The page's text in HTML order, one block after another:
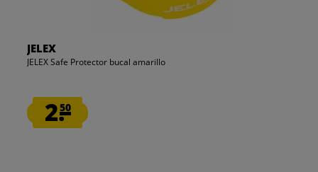
JELEX
JELEX Safe Protector bucal amarillo
2.50